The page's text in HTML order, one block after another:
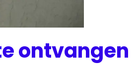
ontvangen